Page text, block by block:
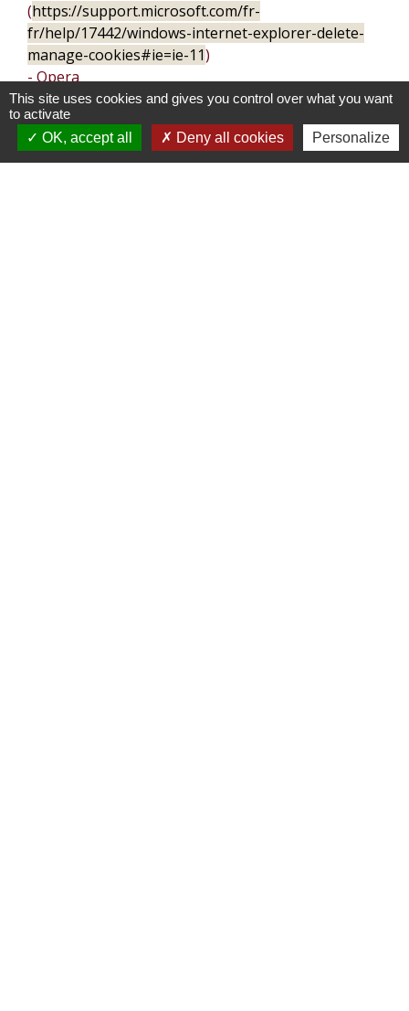
(https://support.microsoft.com/fr-
fr/help/17442/windows-internet-explorer-delete-
manage-cookies#ie=ie-11)
- Opera
(http://help.opera.com/Windows/10.20/fr/cookies.ht
ml)
- Safari (https://support.apple.com/kb/ph21411?
locale=fr_CA)
This site uses cookies and gives you control over what you want
to activate
OK, accept all
Deny all cookies Personalize